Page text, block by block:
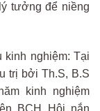
tưởng để niềng
kinh nghiệm: Tại
trị bởi Th.S, B.S
kinh nghiệm